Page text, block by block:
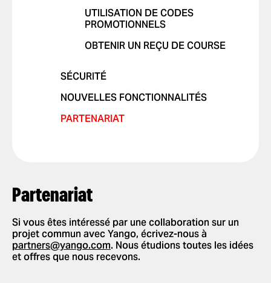
SUPPRIMER L'HISTORIQUE
UTILISATION DE CODES
PROMOTIONNELS
OBTENIR UN REÇU DE COURSE
SÉCURITÉ
NOUVELLES FONCTIONNALITÉS
PARTENARIAT
Partenariat
Si vous êtes intéressé par une collaboration sur un
projet commun avec Yango, écrivez-nous à
partners@yango.com. Nous étudions toutes les idées
et offres que nous recevons.